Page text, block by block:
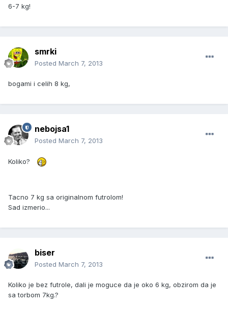
6-7 kg!
smrki
Posted March 7, 2013
bogami i celih 8 kg,
nebojsa1
Posted March 7, 2013
Koliko?
Tacno 7 kg sa originalnom futrolom!
Sad izmerio...
biser
Posted March 7, 2013
Koliko je bez futrole, dali je moguce da je oko 6 kg, obzirom da je
sa torbom 7kg.?